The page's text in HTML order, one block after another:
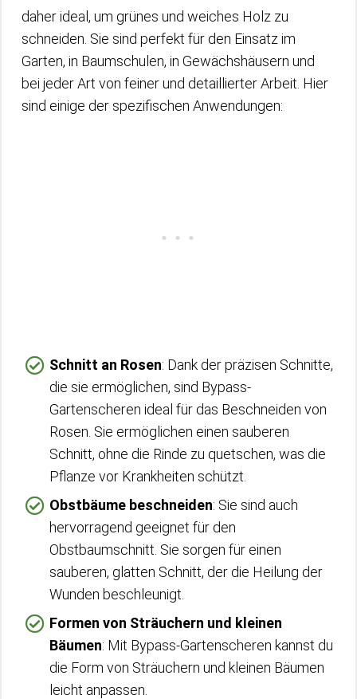
daher ideal, um grünes und weiches Holz zu
schneiden. Sie sind perfekt für den Einsatz im
Garten, in Baumschulen, in Gewächshäusern und
bei jeder Art von feiner und detaillierter Arbeit. Hier
sind einige der spezifischen Anwendungen:
Schnitt an Rosen: Dank der präzisen Schnitte,
die sie ermöglichen, sind Bypass-
Gartenscheren ideal für das Beschneiden von
Rosen. Sie ermöglichen einen sauberen
Schnitt, ohne die Rinde zu quetschen, was die
Pflanze vor Krankheiten schützt.
Obstbäume beschneiden: Sie sind auch
hervorragend geeignet für den
Obstbaumschnitt. Sie sorgen für einen
sauberen, glatten Schnitt, der die Heilung der
Wunden beschleunigt.
Formen von Sträuchern und kleinen
Bäumen: Mit Bypass-Gartenscheren kannst du
die Form von Sträuchern und kleinen Bäumen
leicht anpassen.